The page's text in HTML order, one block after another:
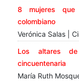
8 mujeres
colombiano
Verónica Salas |
Los altares
cincuentenaria
María Ruth